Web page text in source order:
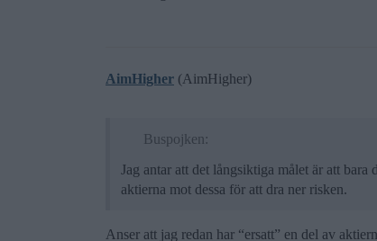
AimHigher (AimHigher)
Buspojken:
Jag antar att det långsiktiga målet är att
aktierna mot dessa för att dra ner risken.
Anser att jag redan har “ersatt” en del av